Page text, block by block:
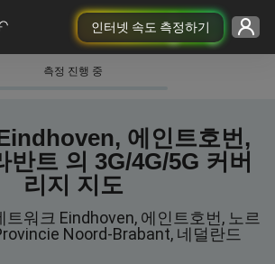
인터넷 속도 측정하기
측정 진행 중
에인트호번,
반트 의 3G/4G/5G 커버
리지 지도
워크 Eindhoven, 에인트호번, 노르
Noord-Brabant, 네덜란드